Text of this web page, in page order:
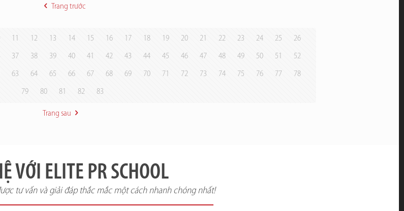
Trang trước
11 12 13 14 15 16 17 18 19 20 21 22 23 24 25 26
37 38 39 40 41 42 43 44 45 46 47 48 49 50 51 52
63 64 65 66 67 68 69 70 71 72 73 74 75 76 77 78
79 80 81 82 83
Trang sau
VỚI ELITE PR SCHOOL
tư vấn và giải đáp thắc mắc một cách nhanh chóng nhất!